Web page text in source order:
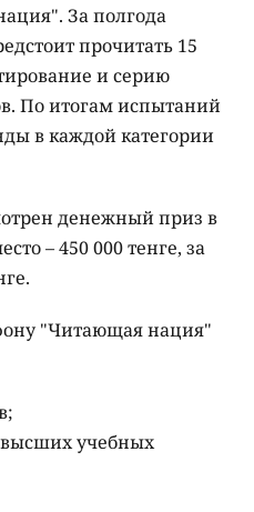
За полгода
прочитать 15
и серию
По итогам испытаний
в каждой категории
денежный приз в
– 450 000 тенге, за
"Читающая нация"
учебных